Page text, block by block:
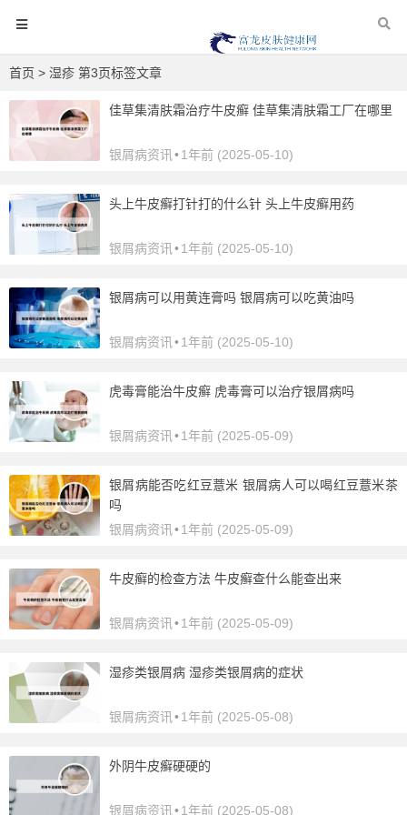
首页 > 湿疹 第3页标签文章
佳草集清肤霜治疗牛皮癣 佳草集清肤霜工厂在哪里
银屑病资讯 •1年前 (2025-05-10)
头上牛皮癣打针打的什么针 头上牛皮癣用药
银屑病资讯 •1年前 (2025-05-10)
银屑病可以用黄连膏吗 银屑病可以吃黄油吗
银屑病资讯 •1年前 (2025-05-10)
虎毒膏能治牛皮癣 虎毒膏可以治疗银屑病吗
银屑病资讯 •1年前 (2025-05-09)
银屑病能否吃红豆薏米 银屑病人可以喝红豆薏米茶
吗
银屑病资讯 •1年前 (2025-05-09)
牛皮癣的检查方法 牛皮癣查什么能查出来
银屑病资讯 •1年前 (2025-05-09)
湿疹类银屑病 湿疹类银屑病的症状
银屑病资讯 •1年前 (2025-05-08)
外阴牛皮癣硬硬的
银屑病资讯 •1年前 (2025-05-08)